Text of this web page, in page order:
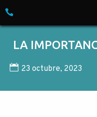
Skip to content
LA
23 octubre, 2023